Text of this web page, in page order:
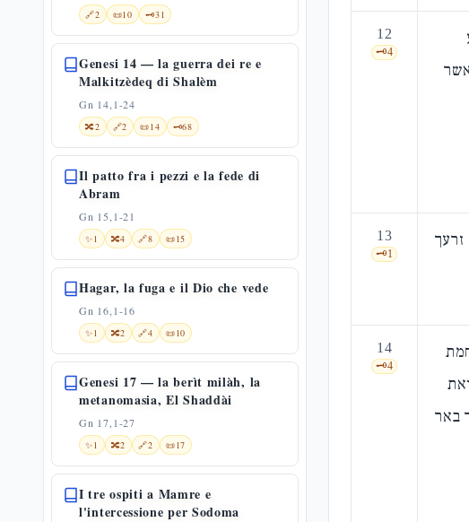
🔗2 📜10 🗝️31
Genesi 14 — la guerra dei re e
Malkitzèdeq di Shalèm
Gn 14,1-24
🔀2 🔗2 📜14 🗝️68
Il patto fra i pezzi e la fede di
Abram
Gn 15,1-21
✨1 🔀4 🔗8 📜15
Hagar, la fuga e il Dio che vede
Gn 16,1-16
✨1 🔀2 🔗4 📜10
Genesi 17 — la berìt milàh, la
metanomasia, El Shaddài
Gn 17,1-27
✨1 🔀2 🔗2 📜17
I tre ospiti a Mamre e
l'intercessione per Sodoma
12
🗝️4
13
🗝️1
14
🗝️4
באר